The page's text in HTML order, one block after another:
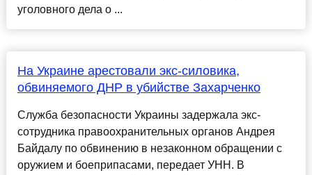
уголовного дела о ...
На Украине арестовали экс-силовика,
обвиняемого ДНР в убийстве Захарченко
Служба безопасности Украины задержала экс-
сотрудника правоохранительных органов Андрея
Байдалу по обвинению в незаконном обращении с
оружием и боеприпасами, передает УНН. В